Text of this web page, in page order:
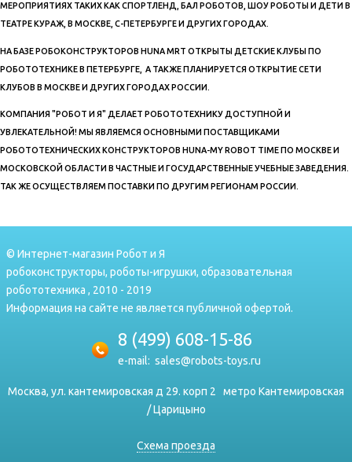
МЕРОПРИЯТИЯХ ТАКИХ КАК СПОРТЛЕНД, БАЛ РОБОТОВ, ШОУ РОБОТЫ И ДЕТИ В
ТЕАТРЕ КУРАЖ, В МОСКВЕ, С-ПЕТЕРБУРГЕ И ДРУГИХ ГОРОДАХ.
НА БАЗЕ РОБОКОНСТРУКТОРОВ HUNA MRT ОТКРЫТЫ ДЕТСКИЕ КЛУБЫ ПО
РОБОТОТЕХНИКЕ В ПЕТЕРБУРГЕ, А ТАКЖЕ ПЛАНИРУЕТСЯ ОТКРЫТИЕ СЕТИ
КЛУБОВ В МОСКВЕ И ДРУГИХ ГОРОДАХ РОССИИ.
КОМПАНИЯ "РОБОТ И Я" ДЕЛАЕТ РОБОТОТЕХНИКУ ДОСТУПНОЙ И
УВЛЕКАТЕЛЬНОЙ! МЫ ЯВЛЯЕМСЯ ОСНОВНЫМИ ПОСТАВЩИКАМИ
РОБОТОТЕХНИЧЕСКИХ КОНСТРУКТОРОВ HUNA-MY ROBOT TIME ПО МОСКВЕ И
МОСКОВСКОЙ ОБЛАСТИ В ЧАСТНЫЕ И ГОСУДАРСТВЕННЫЕ УЧЕБНЫЕ ЗАВЕДЕНИЯ.
ТАК ЖЕ ОСУЩЕСТВЛЯЕМ ПОСТАВКИ ПО ДРУГИМ РЕГИОНАМ РОССИИ.
© Интернет-магазин Робот и Я
робоконструкторы, роботы-игрушки, образовательная
робототехника , 2010 - 2019
Информация на сайте не является публичной офертой.
8 (499) 608-15-86
e-mail: sales@robots-toys.ru
Москва, ул. кантемировская д 29. корп 2
метро Кантемировская
/ Царицыно
Схема проезда